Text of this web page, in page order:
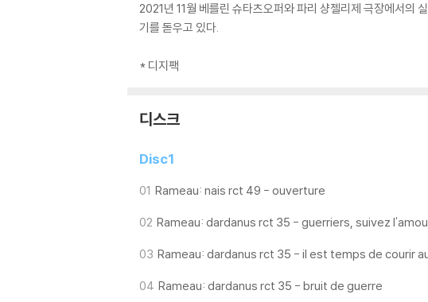
2021년 11월 베를린 슈타츠오퍼와 파리 샹젤리제 극장에서의
기를 돋우고 있다.
* 디지팩
디스크
Disc1
01 Rameau: nais rct 49 - ouverture
02 Rameau: dardanus rct 35 - guerriers, suivez
03 Rameau: dardanus rct 35 - il est temps de courir
04 Rameau: dardanus rct 35 - bruit de guerre